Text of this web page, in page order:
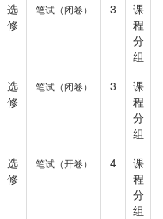
选
修
笔试（闭卷） 3
课
程
分
组
选
修
笔试（闭卷） 3
课
程
分
组
选
修
笔试（开卷） 4
课
程
分
组